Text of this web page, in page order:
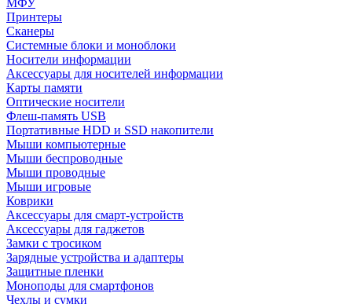
МФУ
Принтеры
Сканеры
Системные блоки и моноблоки
Носители информации
Аксессуары для носителей информации
Карты памяти
Оптические носители
Флеш-память USB
Портативные HDD и SSD накопители
Мыши компьютерные
Мыши беспроводные
Мыши проводные
Мыши игровые
Коврики
Аксессуары для смарт-устройств
Аксессуары для гаджетов
Замки с тросиком
Зарядные устройства и адаптеры
Защитные пленки
Моноподы для смартфонов
Чехлы и сумки